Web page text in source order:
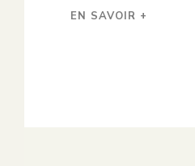
EN SAVOIR +